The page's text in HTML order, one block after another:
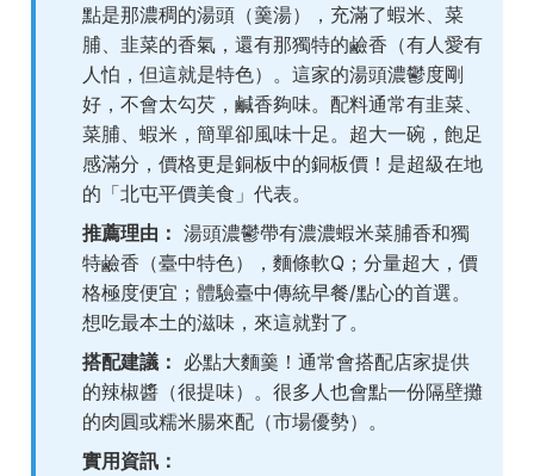
點是那濃稠的湯頭（羹湯），充滿了蝦米、菜
脯、韭菜的香氣，還有那獨特的鹼香（有人愛有
人怕，但這就是特色）。這家的湯頭濃鬱度剛
好，不會太勾芡，鹹香夠味。配料通常有韭菜、
菜脯、蝦米，簡單卻風味十足。超大一碗，飽足
感滿分，價格更是銅板中的銅板價！是超級在地
的「北屯平價美食」代表。
推薦理由： 湯頭濃鬱帶有濃濃蝦米菜脯香和獨
特鹼香（臺中特色），麵條軟Q；分量超大，價
格極度便宜；體驗臺中傳統早餐/點心的首選。
想吃最本土的滋味，來這就對了。
搭配建議： 必點大麵羹！通常會搭配店家提供
的辣椒醬（很提味）。很多人也會點一份隔壁攤
的肉圓或糯米腸來配（市場優勢）。
實用資訊：